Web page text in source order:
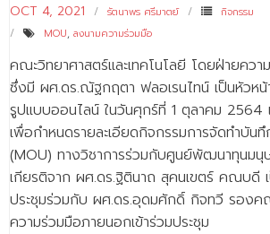
OCT 4, 2021 รัตนาพร ศรีมาตย์
กิจกรรม
MOU, ลงนามความร่วมมือ
คณะวิทยาศาสตร์และเทคโนโลยี โดยฝ่ายคว
ซึ่งมี ผศ.ดร.ณัฐกฤตา ฟลอเรนไทน์ เป็นหัวหน้
รูปแบบออนไลน์ ในวันศุกร์ที่ 1 ตุลาคม 2564
เพื่อกำหนดรายละเอียดกิจกรรมการจัดทำบัน
(MOU) ทางวิชาการร่วมกับศูนย์พัฒนาทุนมนุ
เกียรติจาก ผศ.ดร.ฐิตินาถ สุคนเขตร์ คณบดี เ
ประชุมร่วมกับ ผศ.ดร.อุดมศักดิ์ กิจทวี รองค
ความร่วมมือภายนอกเข้าร่วมประชุม